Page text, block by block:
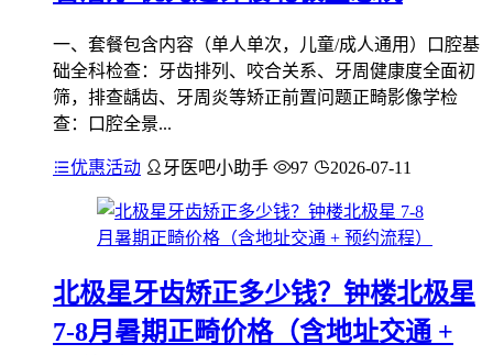
一、套餐包含内容（单人单次，儿童/成人通用）口腔基
础全科检查：牙齿排列、咬合关系、牙周健康度全面初
筛，排查龋齿、牙周炎等矫正前置问题正畸影像学检
查：口腔全景...
优惠活动 牙医吧小助手 97 2026-07-11
北极星牙齿矫正多少钱？钟楼北极星
7-8月暑期正畸价格（含地址交通 +